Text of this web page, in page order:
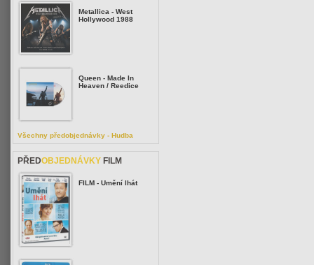
Metallica - West
Hollywood 1988
Queen - Made In
Heaven / Reedice
Všechny předobjednávky - Hudba
PŘEDOBJEDNÁVKY FILM
FILM - Umění lhát